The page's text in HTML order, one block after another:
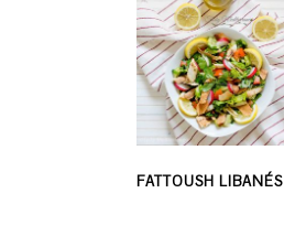
FATTOUSH LIBANÉS